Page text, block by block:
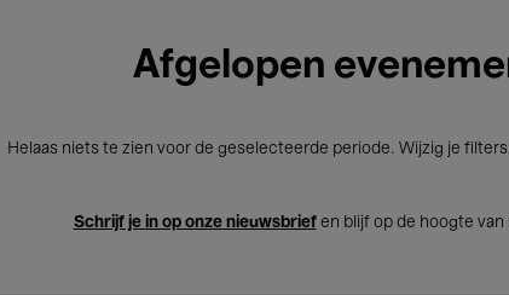
Afgelopen
Helaas niets te zien voor de geselecteerde periode. Wijzig je
Schrijf je in op onze nieuwsbriefen blijf op de hoogte